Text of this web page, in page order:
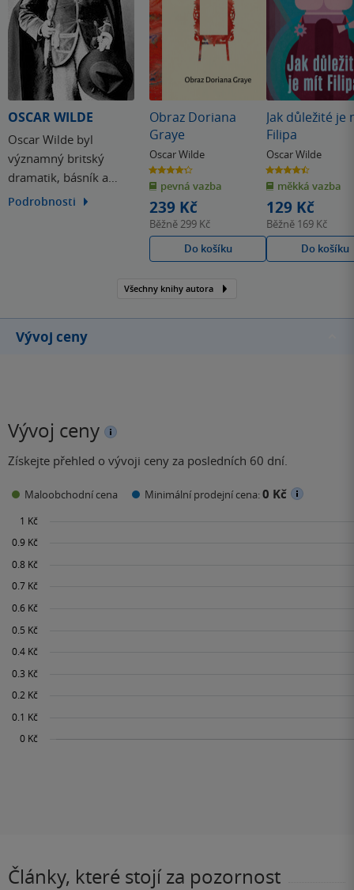
OSCAR WILDE
Oscar Wilde byl
významný britský
dramatik, básník a
prozaik. Již od mládí rád
svými divadelními hrami
a románem – Obraz
Doriana Graye,…
Podrobnosti
Obraz Doriana
Graye
Oscar Wilde
4.3
z
5
hvězdiček
pevná vazba
239 Kč
Běžně299 Kč
Do košíku
Jak důležité je
Filipa
Oscar Wilde
4.5
z
5
hvězdiček
měkká vazba
129 Kč
Běžně 169 Kč
Do košíku
Všechny knihy autora
Vývoj ceny
Vývoj ceny
Získejte přehled o vývoji ceny za posledních 60 dní.
Maloobchodní cena Minimální prodejní cena:0 Kč
Články, které stojí za pozornost